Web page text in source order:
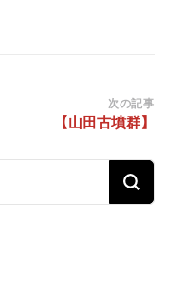
次の記事
【山田古墳群】